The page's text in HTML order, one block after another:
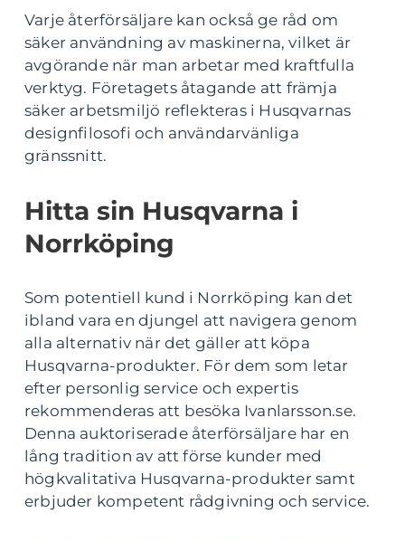
Varje återförsäljare kan också ge råd om
säker användning av maskinerna, vilket är
avgörande när man arbetar med kraftfulla
verktyg. Företagets åtagande att främja
säker arbetsmiljö reflekteras i Husqvarnas
designfilosofi och användarvänliga
gränssnitt.
Hitta sin Husqvarna i
Norrköping
Som potentiell kund i Norrköping kan det
ibland vara en djungel att navigera genom
alla alternativ när det gäller att köpa
Husqvarna-produkter. För dem som letar
efter personlig service och expertis
rekommenderas att besöka Ivanlarsson.se.
Denna auktoriserade återförsäljare har en
lång tradition av att förse kunder med
högkvalitativa Husqvarna-produkter samt
erbjuder kompetent rådgivning och service.